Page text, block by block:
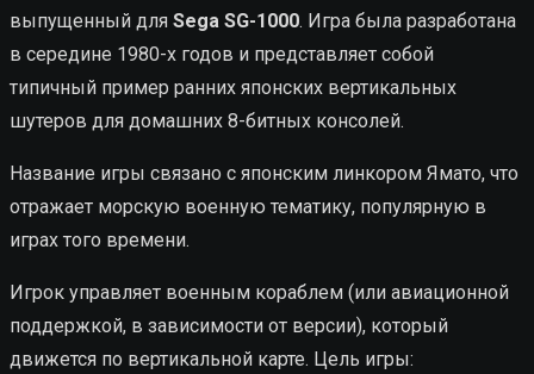
выпущенный для Sega SG-1000. Игра была разработана
в середине 1980-х годов и представляет собой
типичный пример ранних японских вертикальных
шутеров для домашних 8-битных консолей.
Название игры связано с японским линкором Ямато, что
отражает морскую военную тематику, популярную в
играх того времени.
Игрок управляет военным кораблем (или авиационной
поддержкой, в зависимости от версии), который
движется по вертикальной карте. Цель игры: